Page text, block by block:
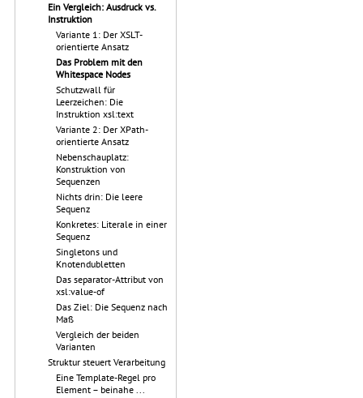
Ein Vergleich: Ausdruck vs.
Instruktion
Variante 1: Der XSLT-
orientierte Ansatz
Das Problem mit den
Whitespace Nodes
Schutzwall für
Leerzeichen: Die
Instruktion xsl:text
Variante 2: Der XPath-
orientierte Ansatz
Nebenschauplatz:
Konstruktion von
Sequenzen
Nichts drin: Die leere
Sequenz
Konkretes: Literale in einer
Sequenz
Singletons und
Knotendubletten
Das separator-Attribut von
xsl:value-of
Das Ziel: Die Sequenz nach
Maß
Vergleich der beiden
Varianten
Struktur steuert Verarbeitung
Eine Template-Regel pro
Element – beinahe ...